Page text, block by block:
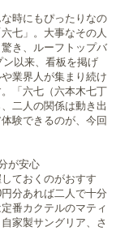
時にもぴったりなの
七」。大事なその人
き、ルーフトップバ
以来、看板を掲げ
業界人が集まり続け
「六七（六本木七丁
二人の関係は動き出
験できるのが、今回
が安心
ておくのがおすす
分あれば二人で十分
番カクテルのマティ
家製サングリア、さ